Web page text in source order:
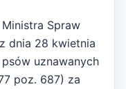
Spraw
dnia 28 kwietnia
uznawanych
poz. 687) za